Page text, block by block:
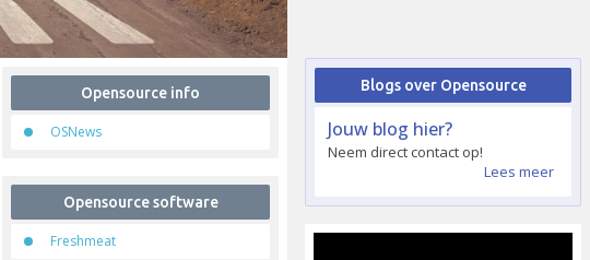
Opensource info
OSNews
Opensource software
Freshmeat
Blogs over Opensource
Jouw blog hier?
Neem direct contact op!
Lees meer